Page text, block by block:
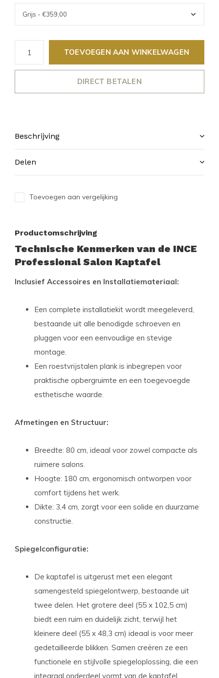
TOEVOEGEN AAN WINKELWAGEN
DIRECT BETALEN
Beschrijving
Delen
Toevoegen aan vergelijking
Productomschrijving
Technische Kenmerken van de INCE
Professional Salon Kaptafel
Inclusief Accessoires en Installatiemateriaal:
Een complete installatiekit wordt meegeleverd,
bestaande uit alle benodigde schroeven en
pluggen voor een eenvoudige en stevige
montage.
Een roestvrijstalen plank is inbegrepen voor
praktische opbergruimte en een toegevoegde
esthetische waarde.
Afmetingen en Structuur:
Breedte: 80 cm, ideaal voor zowel compacte als
ruimere salons.
Hoogte: 180 cm, ergonomisch ontworpen voor
comfort tijdens het werk.
Dikte: 3,4 cm, zorgt voor een solide en duurzame
constructie.
Spiegelconfiguratie:
De kaptafel is uitgerust met een elegant
samengesteld spiegelontwerp, bestaande uit
twee delen. Het grotere deel (55 x 102,5 cm)
biedt een ruim en duidelijk zicht, terwijl het
kleinere deel (55 x 48,3 cm) ideaal is voor meer
gedetailleerde blikken. Samen creëren ze een
functionele en stijlvolle spiegeloplossing, die een
integraal onderdeel vormt van de kaptafel.